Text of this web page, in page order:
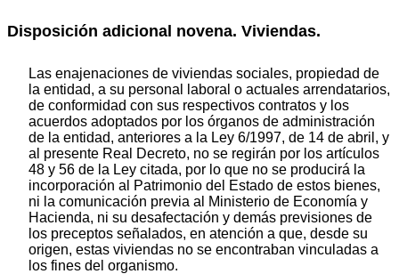
Disposición adicional novena. Viviendas.
Las enajenaciones de viviendas sociales, propiedad de
la entidad, a su personal laboral o actuales arrendatarios,
de conformidad con sus respectivos contratos y los
acuerdos adoptados por los órganos de administración
de la entidad, anteriores a la Ley 6/1997, de 14 de abril, y
al presente Real Decreto, no se regirán por los artículos
48 y 56 de la Ley citada, por lo que no se producirá la
incorporación al Patrimonio del Estado de estos bienes,
ni la comunicación previa al Ministerio de Economía y
Hacienda, ni su desafectación y demás previsiones de
los preceptos señalados, en atención a que, desde su
origen, estas viviendas no se encontraban vinculadas a
los fines del organismo.